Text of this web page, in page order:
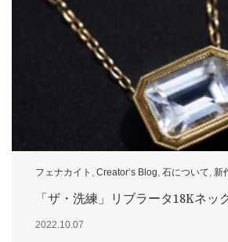
フェナカイト Creator‘s Blog 石について 新
「ザ・洗練」リブラータ18Kネッ
2022.10.07